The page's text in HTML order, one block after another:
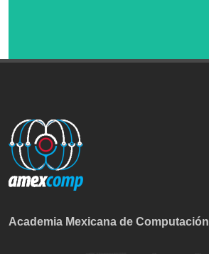
Academia Mexicana de Computación